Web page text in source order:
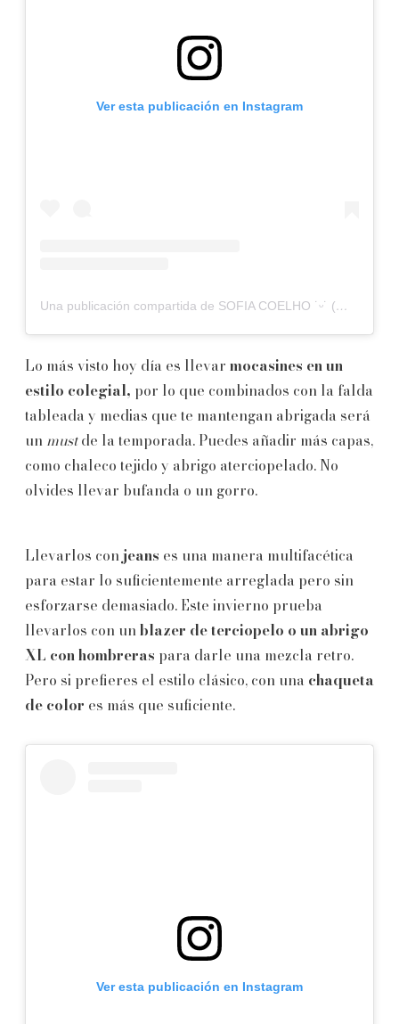
Ver esta publicación en Instagram
Una publicación compartida de SOFIA COELHO ˙ᵕ˙ (@sofiamcoelho)
Lo más visto hoy día es llevar mocasines en un
estilo colegial, por lo que combinados con la falda
tableada y medias que te mantengan abrigada será
un mustde la temporada. Puedes añadir más capas,
como chaleco tejido y abrigo aterciopelado. No
olvides llevar bufanda o un gorro.
Llevarlos conjeans es una manera multifacética
para estar lo suficientemente arreglada pero sin
esforzarse demasiado. Este invierno prueba
llevarlos con unblazer de terciopelo o un abrigo
XL con hombreras para darle una mezcla retro.
Pero si prefieres el estilo clásico, con una chaqueta
de color es más que suficiente.
Ver esta publicación en Instagram